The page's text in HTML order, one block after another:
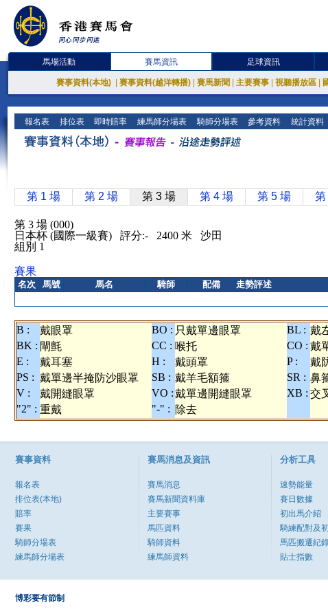
馬場活動 賽馬資訊 足球資訊
賽事資料(本地) 賽事資料(越洋轉播) 賽馬新聞 主要賽事 視聽播放區
報名表 排位表 即時賠率 練馬師分場表 騎師分場表 參考資料 統計資料
第 1 場 第 2 場 第 3 場 第 4 場 第 5 場 第
第 3 場 (000)
日本杯 (國際一級賽) 評分:- 2400 米 沙田
組別 1
賽果
名次 馬號 馬名 騎師 配備
走勢評述
B : 戴眼罩 BO : 只戴單邊眼罩 BL : 戴
BK : 閘氈 CC : 喉托 CO : 戴
E :
戴耳塞 H : 戴頭罩 P : 戴
PS : 戴單邊半掩防沙眼罩 SB : 戴羊毛額箍 SR : 鼻
V :
戴開縫眼罩 VO :戴單邊開縫眼罩 XB : 交
"2" : 重戴 "-" : 除去
賽事資料
報名表
排位表(本地)
賠率
賽果
騎師分場表
練馬師分場表
賽馬消息及資訊
賽馬消息
賽馬新聞資料庫
主要賽事
馬匹資料
騎師資料
練馬師資料
分析工具
速勢能量
賽日數據
初出馬介紹
騎練配對及
馬匹搬遷紀
貼士指數
博彩要有節制